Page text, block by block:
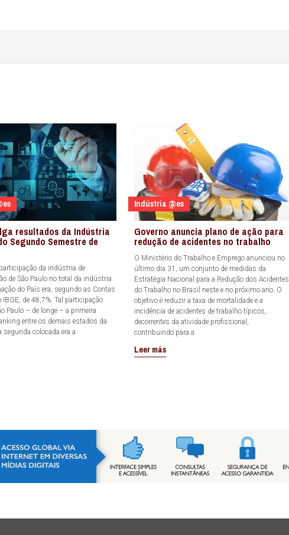
resultados da Indústria
Segundo Semestre de
da indústria de
de São Paulo no total da indústria
do País era, segundo as Contas
IBGE, de 48,7%. Tal participação
Paulo – de longe – a primeira
entre os demais estados da
segunda colocada era a
Indústria @es
Governo anuncia plano de ação para
redução de acidentes no trabalho
O Ministério do Trabalho e Emprego anunciou no
último dia 31, um conjunto de medidas da
Estratégia Nacional para a Redução dos Acidentes
do Trabalho no Brasil neste e no próximo ano. O
objetivo é reduzir a taxa de mortalidade e a
incidência de acidentes de trabalho típicos,
decorrentes da atividade profissional,
contribuindo para a
Leer más